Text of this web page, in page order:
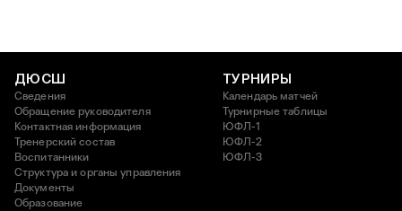
ДЮСШ
Сведения
Обращение руководителя
Контактная информация
Тренерский состав
Воспитанники
Структура и органы управления
Документы
Образование
ТУРНИРЫ
Календарь матчей
Турнирные таблицы
ЮФЛ-1
ЮФЛ-2
ЮФЛ-3